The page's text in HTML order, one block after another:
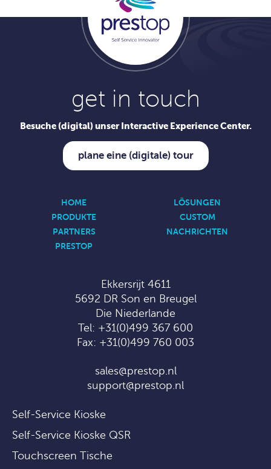
get in touch
Besuche (digital) unser Interactive Experience Center.
plane eine (digitale) tour
HOME
LÖSUNGEN
PRODUKTE
CUSTOM
PARTNERS
NACHRICHTEN
PRESTOP
Ekkersrijt 4611
5692 DR Son en Breugel
Die Niederlande
Tel: +31(0)499 367 600
Fax: +31(0)499 760 003
sales@prestop.nl
support@prestop.nl
Self-Service Kioske
Self-Service Kioske QSR
Touchscreen Tische